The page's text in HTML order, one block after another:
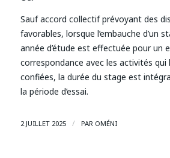
Sauf accord collectif prévoyant des
favorables, lorsque l’embauche d’un
année d’étude est effectuée pour un
correspondance avec les activités qui
confiées, la durée du stage est
la période d’essai.
2 JUILLET 2025 / PAR OMÉNI